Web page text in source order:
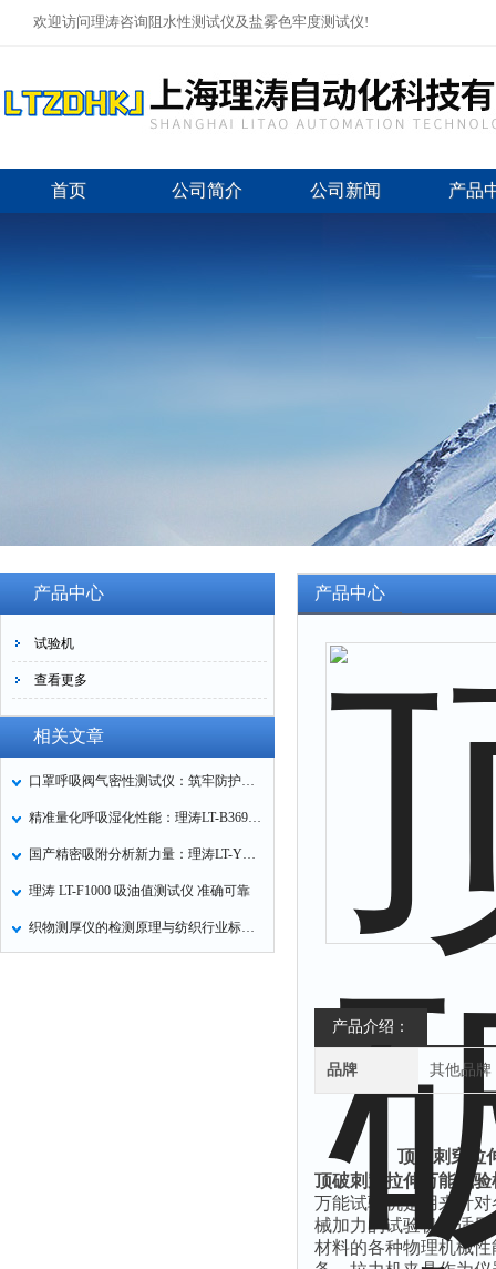
欢迎访问理涛咨询阻水性测试仪及盐雾色牢度测试仪!
首页 公司简介 公司新闻 产品
产品中心
试验机
查看更多
相关文章
口罩呼吸阀气密性测试仪：筑牢防护口罩的质量关卡
精准量化呼吸湿化性能：理涛LT-B369湿化器数据采集装置技术解析
国产精密吸附分析新力量：理涛LT-Y019A全自动高压吸附仪的性能与应用解析
理涛 LT-F1000 吸油值测试仪 准确可靠
织物测厚仪的检测原理与纺织行业标准化应用
产品中心
产品介绍：
品牌 其他品牌
顶破刺穿拉
顶破刺穿拉伸万能试验
万能试验机是用来针
械加力的试验机，适
材料的各种物理机械